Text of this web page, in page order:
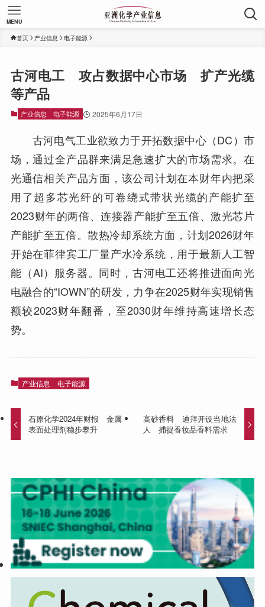
MENU
首页 产业信息 电子能源
古河电工 攻占数据中心市场 扩产光缆
等产品
产业信息 电子能源 2025年6月17日
古河电气工业欲致力于开拓数据中心（DC）市
场，通过全产品群来满足急速扩大的市场需求。在
光通信相关产品方面，该公司计划在本财年内把采
用了超多芯光纤的可卷绕式带状光缆的产能扩至
2023财年的两倍、连接器产能扩至五倍、激光芯片
产能扩至五倍。散热冷却系统方面，计划2026财年
开始在菲律宾工厂量产水冷系统，用于最新人工智
能（AI）服务器。同时，古河电工还将推进面向光
电融合的“IOWN”的研发，力争在2025财年实现销售
额较2023财年翻番，至2030财年维持高速增长态
势。
产业信息 电子能源
石原化学2024年财报 金属
表面处理剂稳步攀升
高砂香料 迪拜开设当地法
人 捕捉香妆品香料需求